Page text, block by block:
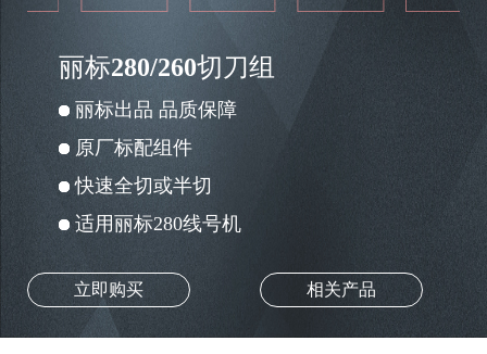
丽标280/260切刀组
丽标出品 品质保障
原厂标配组件
快速全切或半切
适用丽标280线号机
立即购买 相关产品